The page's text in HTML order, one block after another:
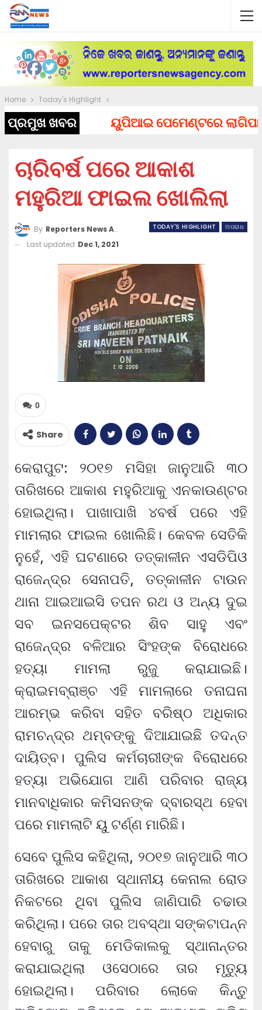
Home Today's Highlight
ପ୍ରମୁଖ ଖବର ୟୁପିଆଇ ପେମେଣ୍ଟରେ ଲାଗିପାରେ
ଚାରିବର୍ଷ ପରେ ଆକାଶ
ମହୁରିଆ ଫାଇଲ ଖୋଲିଲା
TODAY'S HIGHLIGHT ଅପରାଧ
By Reporters News Agency
Last updated Dec 1, 2021
0
Share
କେରାପୁଟ: ୨୦୧୭ ମସିହା ଜାନୁଆରି ୩୦
ତାରିଖରେ ଆକାଶ ମହୁରିଆକୁ ଏନକାଉଣ୍ଟର
ହୋଇଥିଲା। ପାଖାପାଖି ୪ବର୍ଷ ପରେ ଏହି
ମାମଲାର ଫାଇଲ ଖୋଲିଛି। କେବଳ ସେତିକି
ନୁହେଁ, ଏହି ଘଟଣାରେ ତତ୍କାଳୀନ ଏସଡିପିଓ
ରାଜେନ୍ଦ୍ର ସେନାପତି, ତତ୍କାଳୀନ ଟାଉନ
ଥାନା ଆଇଆଇସି ତପନ ରଥ ଓ ଅନ୍ୟ ଦୁଇ
ସବ ଇନସପେକ୍ଟର ଶିବ ସାହୁ ଏବଂ
ରାଜେନ୍ଦ୍ର ବଳିଆର ସିଂହଙ୍କ ବିରୋଧରେ
ହତ୍ୟା ମାମଲା ରୁଜୁ କରାଯାଇଛି।
କ୍ରାଇମବ୍ରାଞ୍ଚ ଏହି ମାମଲାରେ ତନାଘନା
ଆରମ୍ଭ କରିବା ସହିତ ବରିଷ୍ଠ ଅଧିକାର
ରାମଚନ୍ଦ୍ର ଥମ୍ବଙ୍କୁ ଦିଆଯାଇଛି ତଦନ୍ତ
ଦାୟିତ୍ବ। ପୁଲିସ କର୍ମଚାରୀଙ୍କ ବିରୋଧରେ
ହତ୍ୟା ଅଭିଯୋଗ ଆଣି ପରିବାର ରାଜ୍ୟ
ମାନବାଧିକାର କମିସନଙ୍କ ଦ୍ବାରସ୍ଥ ହେବା
ପରେ ମାମଲାଟି ୟୁ ଟର୍ଣ୍ଣ ମାରିଛି।
ସେବେ ପୁଲିସ କହିଥିଲା, ୨୦୧୭ ଜାନୁଆରି ୩୦
ତାରିଖରେ ଆକାଶ ସ୍ଥାନୀୟ କେନାଲ ରୋଡ
ନିକଟରେ ଥିବା ପୁଲିସ ଜାଣିପାରି ଚଢାଉ
କରିଥିଲା। ପରେ ତାର ଅବସ୍ଥା ସଙ୍କଟାପନ୍ନ
ହେବାରୁ ତାକୁ ମେଡିକାଲକୁ ସ୍ଥାନାନ୍ତର
କରାଯାଇଥିଲା ଓସେଠାରେ ତାର ମୃତ୍ୟୁ
ହୋଇଥିଲା। ପରିବାର ଲୋକେ କିନ୍ତୁ